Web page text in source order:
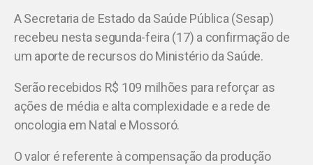
A Secretaria de Estado da Saúde Pública (Sesap)
recebeu nesta segunda-feira (17) a confirmação de
um aporte de recursos do Ministério da Saúde.
Serão recebidos R$ 109 milhões para reforçar as
ações de média e alta complexidade e a rede de
oncologia em Natal e Mossoró.
O valor é referente à compensação da produção